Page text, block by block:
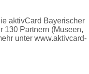
aktivCard Bayerischer
130 Partnern (Museen,
unterwww.aktivcard-